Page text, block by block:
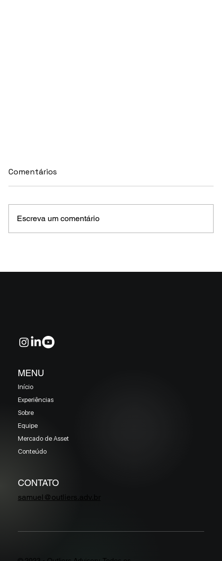
Comentários
Escreva um comentário
Início
Experiências
Sobre
Equipe
Mercado de Asset
Conteúdo
MENU
samuel@outliers.adv.br
CONTATO